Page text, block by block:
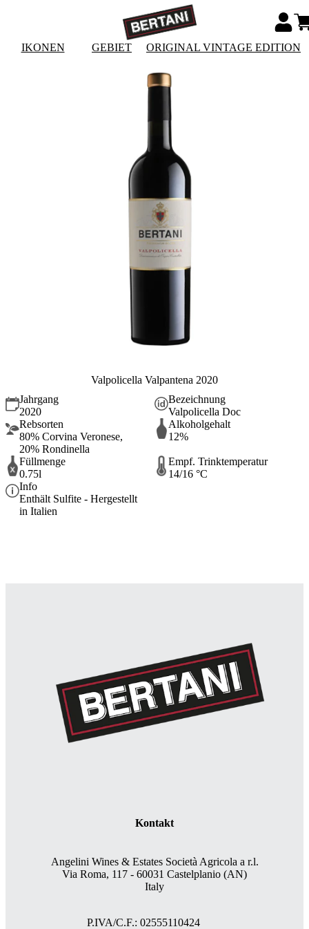
IKONEN GEBIET ORIGINAL VINTAGE EDITION
Valpolicella Valpantena 2020
Jahrgang
2020
Bezeichnung
Valpolicella Doc
Rebsorten
80% Corvina Veronese,
20% Rondinella
Alkoholgehalt
12%
Füllmenge
0.75l
Empf. Trinktemperatur
14/16 °C
Info
Enthält Sulfite - Hergestellt
in Italien
Kontakt
Angelini Wines & Estates Società Agricola a r.l.
Via Roma, 117 - 60031 Castelplanio (AN)
Italy
P.IVA/C.F.: 02555110424